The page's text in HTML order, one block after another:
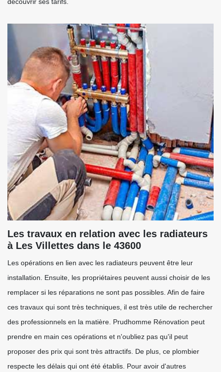
Les travaux en relation avec les radiateurs
à Les Villettes dans le 43600
Les opérations en lien avec les radiateurs peuvent être leur
installation. Ensuite, les propriétaires peuvent aussi choisir de les
remplacer si les réparations ne sont pas possibles. Afin de faire
ces travaux qui sont très techniques, il est très utile de rechercher
des professionnels en la matière. Prudhomme Rénovation peut
prendre en main ces opérations et n'oubliez pas qu'il peut
proposer des prix qui sont très attractifs. De plus, ce plombier
respecte les délais qui ont été établis. Pour avoir d'autres